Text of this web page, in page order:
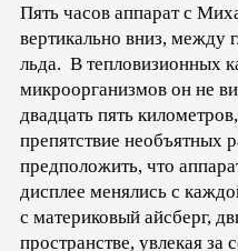
Пять часов аппарат с
вертикально вниз, между
льда. В тепловизионных
микроорганизмов он не
двадцать пять
препятствие необъятных
предположить, что
дисплее менялись с
с материковый айсберг,
пространстве, увлекая